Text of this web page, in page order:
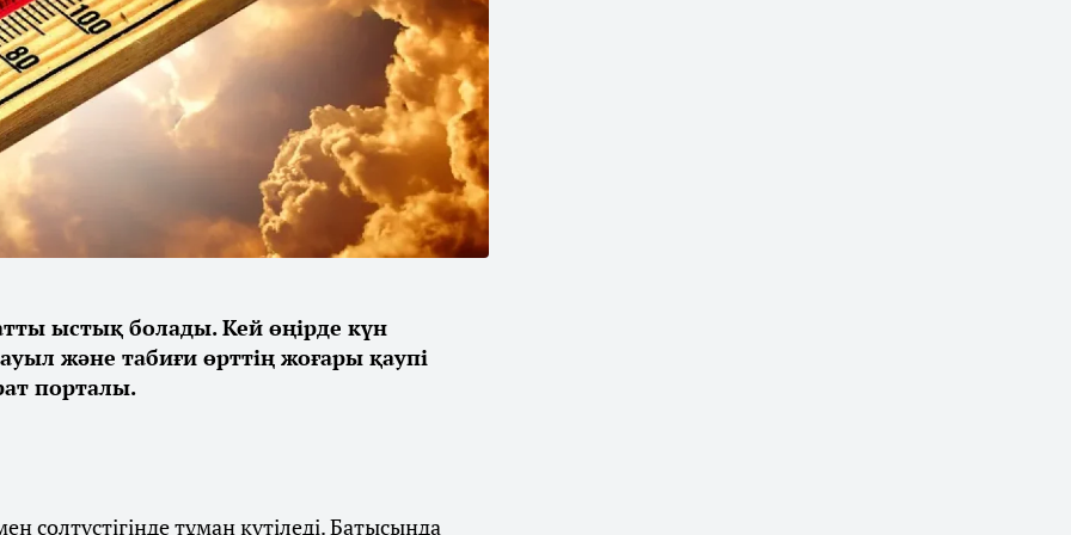
ыстық болады. Кей өңірде күн
және табиғи өрттің жоғары қаупі
порталы.
солтүстігінде тұман күтіледі. Батысында